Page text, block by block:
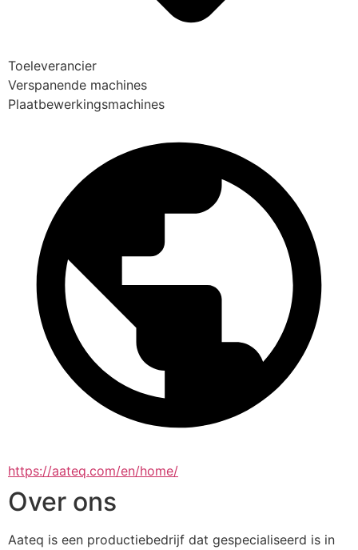
Toeleverancier
Verspanende machines
Plaatbewerkingsmachines
https://aateq.com/en/home/
Over ons
Aateq is een productiebedrijf dat gespecialiseerd is in